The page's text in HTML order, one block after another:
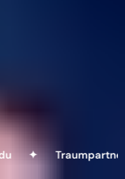
Traumpartner mit